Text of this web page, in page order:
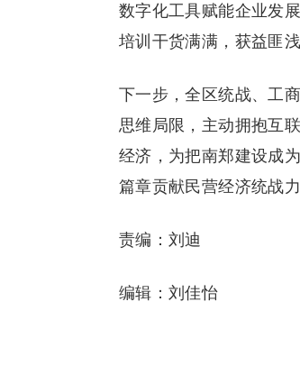
数字化工具赋能企业发
培训干货满满，获益匪
下一步，全区统战、工
思维局限，主动拥抱互
经济，为把南郑建设成
篇章贡献民营经济统战
责编：刘迪
编辑：刘佳怡